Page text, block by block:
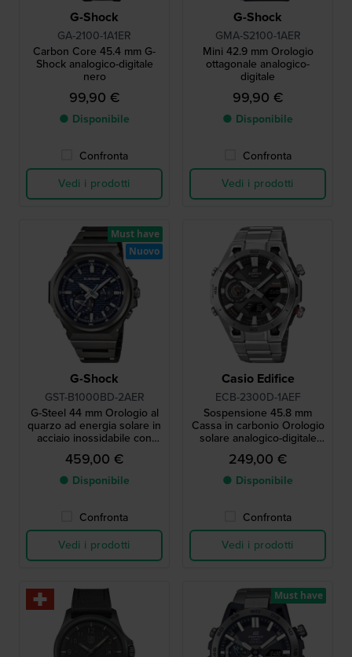
G-Shock
GA-2100-1A1ER
Carbon Core 45.4 mm G-
Shock analogico-digitale
nero
99,90 €
● Disponibile
Confronta
Vedi i prodotti
G-Shock
GMA-S2100-1AER
Mini 42.9 mm Orologio
ottagonale analogico-
digitale
99,90 €
● Disponibile
Confronta
Vedi i prodotti
G-Shock
GST-B1000BD-2AER
G-Steel 44 mm Orologio al
quarzo ad energia solare in
acciaio inossidabile con
connessione Bluetooth
459,00 €
● Disponibile
Confronta
Vedi i prodotti
Must have
Nuovo
Casio Edifice
ECB-2300D-1AEF
Sospensione 45.8 mm
Cassa in carbonio Orologio
solare analogico-digitale
Bluetooth
249,00 €
● Disponibile
Confronta
Vedi i prodotti
Must have